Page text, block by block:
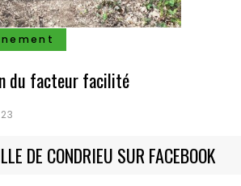
du facteur facilité
DE CONDRIEU SUR FACEBOOK